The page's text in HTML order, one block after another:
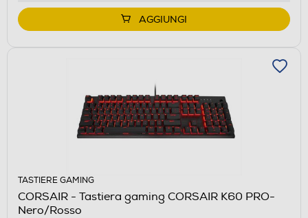
AGGIUNGI
TASTIERE GAMING
CORSAIR - Tastiera gaming CORSAIR K60 PRO-
Nero/Rosso